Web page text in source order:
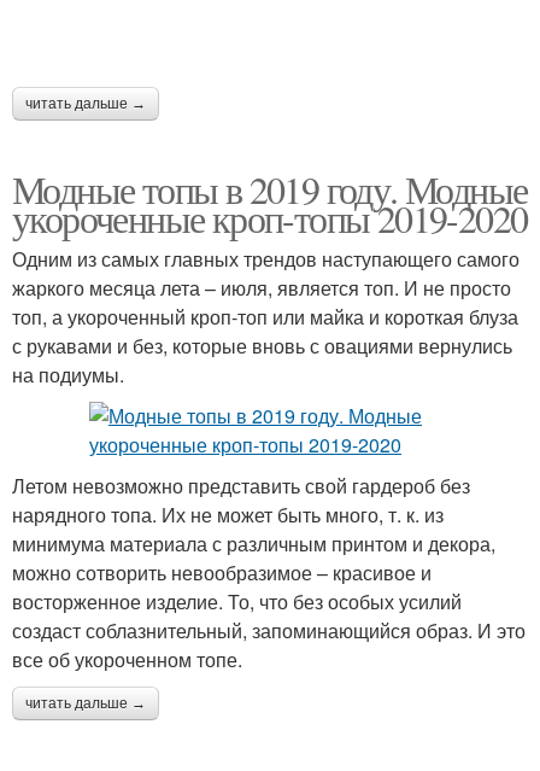
читать дальше →
Модные топы в 2019 году. Модные
укороченные кроп-топы 2019-2020
Одним из самых главных трендов наступающего самого
жаркого месяца лета – июля, является топ. И не просто
топ, а укороченный кроп-топ или майка и короткая блуза
с рукавами и без, которые вновь с овациями вернулись
на подиумы.
Летом невозможно представить свой гардероб без
нарядного топа. Их не может быть много, т. к. из
минимума материала с различным принтом и декора,
можно сотворить невообразимое – красивое и
восторженное изделие. То, что без особых усилий
создаст соблазнительный, запоминающийся образ. И это
все об укороченном топе.
читать дальше →